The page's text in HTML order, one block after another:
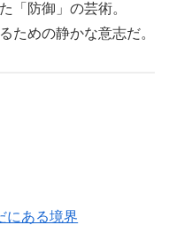
「防御」の芸術。
ための静かな意志だ。
にある境界